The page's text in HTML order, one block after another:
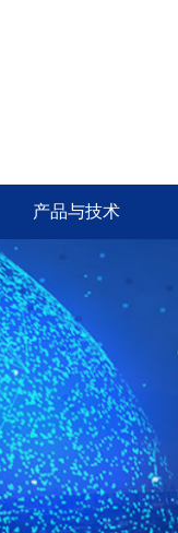
产品与技术